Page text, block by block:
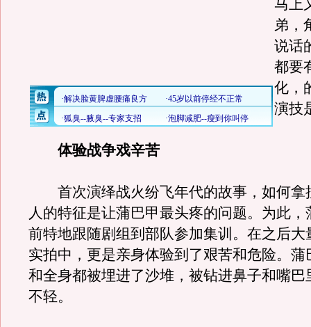
马上
弟，
说话
都要
化，
演技
体验战争戏辛苦
首次演绎战火纷飞年代的故事，如何拿
人的特征是让蒲巴甲最头疼的问题。为此，
前特地跟随剧组到部队参加集训。在之后大
实拍中，更是亲身体验到了艰苦和危险。蒲
和全身都被埋进了沙堆，被钻进鼻子和嘴巴
不轻。